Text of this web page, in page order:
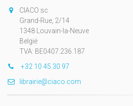
CIACO sc
Grand-Rue, 2/14
1348 Louvain-la-Neuve
België
TVA: BE0407.236.187
+32 10 45 30 97
librairie@ciaco.com